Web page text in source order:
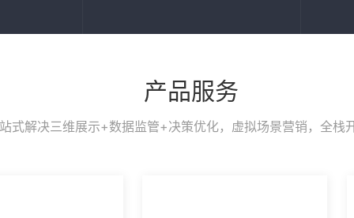
产品服务
式解决三维展示+数据监管+决策优化，虚拟场景营销，全栈